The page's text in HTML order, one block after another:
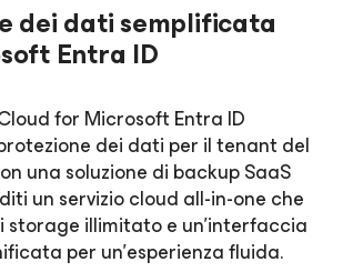
dei dati semplificata
Entra ID
for Microsoft Entra ID
dei dati per il tenant del
una soluzione di backup SaaS
un servizio cloud all-in-one che
storage illimitato e un'interfaccia
per un'esperienza fluida.